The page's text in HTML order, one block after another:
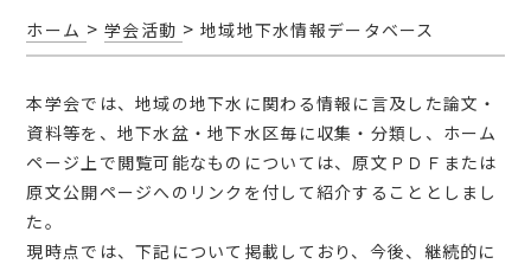
アクセス・問い合わせ
ホーム >学会活動 >地域地下水情報データベース
本学会では、地域の地下水に関わる情報に言及した論文・
資料等を、地下水盆・地下水区毎に収集・分類し、ホーム
ページ上で閲覧可能なものについては、原文ＰＤＦまたは
原文公開ページへのリンクを付して紹介することとしまし
た。
現時点では、下記について掲載しており、今後、継続的に